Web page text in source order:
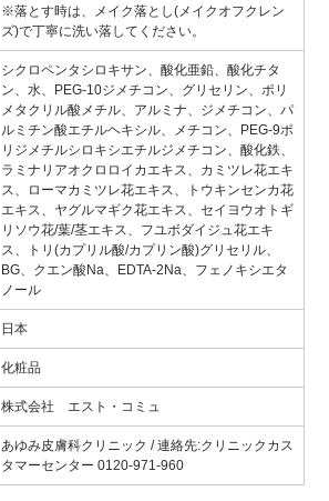
※落とす時は、メイク落とし(メイクオフクレン
ズ)で丁寧に洗い落してください。
シクロペンタシロキサン、酸化亜鉛、酸化チタ
ン、水、PEG-10ジメチコン、グリセリン、ポリ
メタクリル酸メチル、アルミナ、ジメチコン、パ
ルミチン酸エチルヘキシル、メチコン、PEG-9ポ
リジメチルシロキシエチルジメチコン、酸化鉄、
ラミナリアオクロロイカエキス、カミツレ花エキ
ス、ローマカミツレ花エキス、トウキンセンカ花
エキス、ヤグルマギク花エキス、セイヨウオトギ
リソウ花/葉/茎エキス、フユボダイジュ花エキ
ス、トリ(カプリル酸/カプリン酸)グリセリル、
BG、クエン酸Na、EDTA-2Na、フェノキシエタ
ノール
日本
化粧品
株式会社 エスト・コミュ
あゆみ皮膚科クリニック / 連絡先:クリニックカス
タマーセンター 0120-971-960